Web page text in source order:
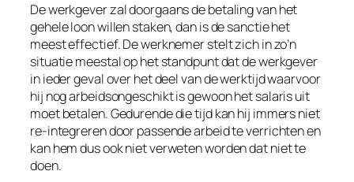
De werkgever zal doorgaans de betaling van het
gehele loon willen staken, dan is de sanctie het
meest effectief. De werknemer stelt zich in zo’n
situatie meestal op het standpunt dat de werkgever
in ieder geval over het deel van de werktijd waarvoor
hij nog arbeidsongeschikt is gewoon het salaris uit
moet betalen. Gedurende die tijd kan hij immers niet
re-integreren door passende arbeid te verrichten en
kan hem dus ook niet verweten worden dat niet te
doen.